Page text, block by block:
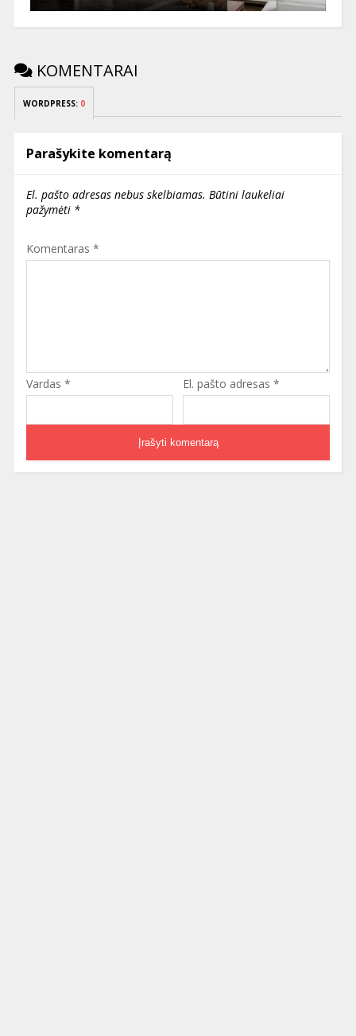
KOMENTARAI
WORDPRESS: 0
Parašykite komentarą
El. pašto adresas nebus skelbiamas. Būtini laukeliai
pažymėti *
Komentaras *
Vardas * El. pašto adresas *